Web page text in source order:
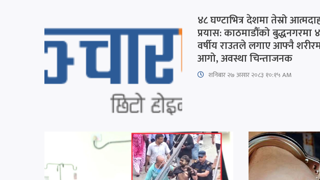
४८ घण्टाभित्र देशमा तेस्रो
प्रयास: काठमाडौँको बुद्धनगरमा
वर्षीय राउतले लगाए आफ्नै
आगो, अवस्था चिन्ताजनक
शनिबार २७ असार २०८३ १०:१५ AM